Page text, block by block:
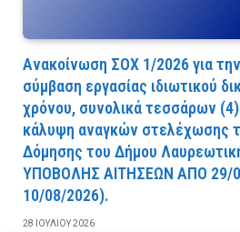
Ανακοίνωση ΣΟΧ 1/2026 για
σύμβαση εργασίας ιδιωτικού
χρόνου, συνολικά τεσσάρων
κάλυψη αναγκών στελέχωσης
Δόμησης του Δήμου
YΠOBOΛHΣ AITHΣEΩN AΠO 29/
10/08/2026).
28 ΙΟΥΛΊΟΥ 2026